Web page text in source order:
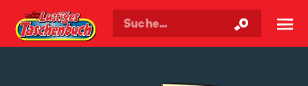
Walt Disneys Taschenbuch ☰